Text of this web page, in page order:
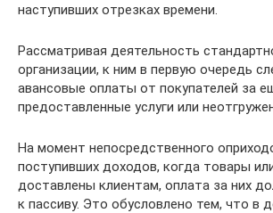
наступивших отрезках времени.
Рассматривая деятельность
организации, к ним в первую очередь
авансовые оплаты от покупателей за
предоставленные услуги или
На момент непосредственного
поступивших доходов, когда товары
доставлены клиентам, оплата за них
к пассиву. Это обусловлено тем, что в